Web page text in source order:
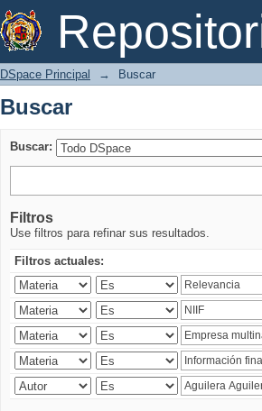
Buscar
DSpace Principal → Buscar
Buscar
Buscar:
Filtros
Use filtros para refinar sus resultados.
Filtros actuales: